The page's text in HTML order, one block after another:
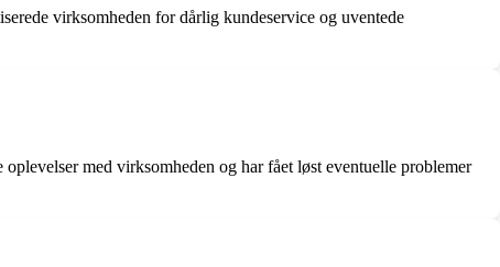
virksomheden for dårlig kundeservice og uventede
med virksomheden og har fået løst eventuelle problemer